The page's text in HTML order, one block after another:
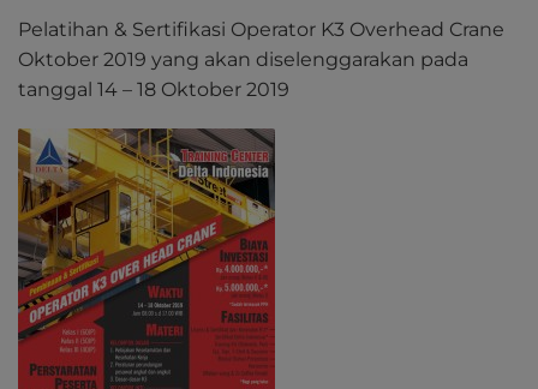
Pelatihan & Sertifikasi Operator K3 Overhead Crane
Oktober 2019 yang akan diselenggarakan pada
tanggal 14 – 18 Oktober 2019